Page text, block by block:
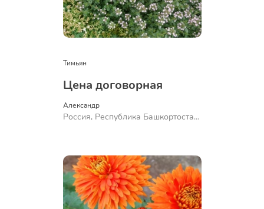
Тимьян
Цена договорная
Александр
Россия, Республика Башкортостан,